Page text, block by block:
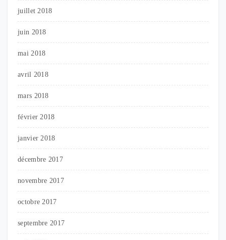
juillet 2018
juin 2018
mai 2018
avril 2018
mars 2018
février 2018
janvier 2018
décembre 2017
novembre 2017
octobre 2017
septembre 2017